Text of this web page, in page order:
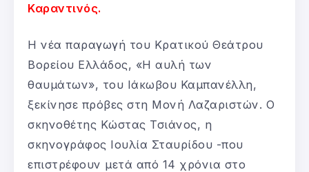
Καραντινός.
Η νέα παραγωγή του Κρατικού Θεάτρου
Βορείου Ελλάδος, «Η αυλή των
θαυμάτων», του Ιάκωβου Καμπανέλλη,
ξεκίνησε πρόβες στη Μονή Λαζαριστών. Ο
σκηνοθέτης Κώστας Τσιάνος, η
σκηνογράφος Ιουλία Σταυρίδου -που
επιστρέφουν μετά από 14 χρόνια στο